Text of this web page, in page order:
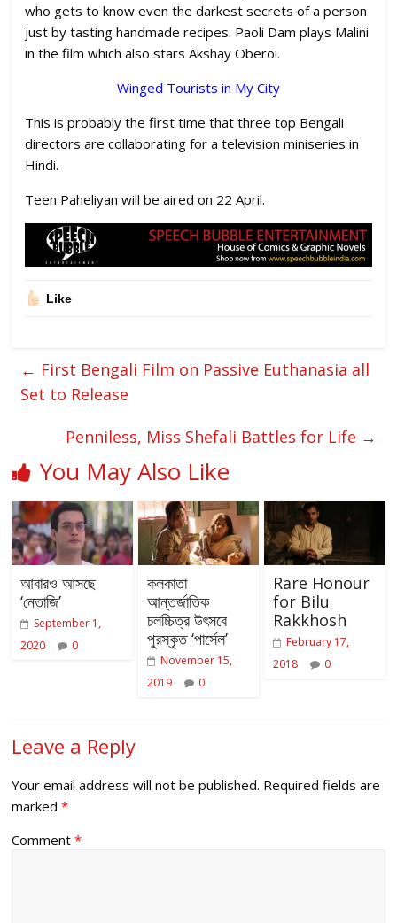
who gets to know even the darkest secrets of a person
just by tasting handmade recipes. Paoli Dam plays Malini
in the film which also stars Akshay Oberoi.
Winged Tourists in My City
This is probably the first time that three top Bengali
directors are collaborating for a television miniseries in
Hindi.
Teen Paheliyan will be aired on 22 April.
Like
← First Bengali Film on Passive Euthanasia all
Set to Release
Penniless, Miss Shefali Battles for Life →
You May Also Like
আবারও আসছে
‘নেতাজি’
September 1,
2020
0
কলকাতা
আন্তর্জাতিক
চলচ্চিত্র উৎসবে
পুরস্কৃত ‘পার্সেল’
November 15,
2019
0
Rare Honour
for Bilu
Rakkhosh
February 17,
2018
0
Leave a Reply
Your email address will not be published. Required fields are
marked*
Comment*